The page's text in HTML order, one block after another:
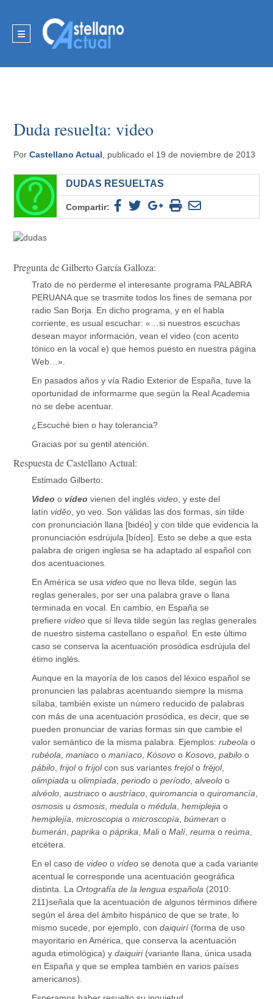
Duda resuelta: video
PorCastellano Actual , publicado el 19 de noviembre de 2013
DUDAS RESUELTAS
Compartir:
Pregunta de Gilberto García Galloza:
Trato de no perderme el interesante programa PALABRA
PERUANA que se trasmite todos los fines de semana por
radio San Borja. En dicho programa, y en el habla
corriente, es usual escuchar: «…si nuestros escuchas
desean mayor información, vean el video (con acento
tónico en la vocal e) que hemos puesto en nuestra página
Web…».
En pasados años y vía Radio Exterior de España, tuve la
oportunidad de informarme que según la Real Academia
no se debe acentuar.
¿Escuché bien o hay tolerancia?
Gracias por su gentil atención.
Respuesta de Castellano Actual:
Estimado Gilberto:
Video ovídeo vienen del inglésvideo , y este del
latínvidĕo , yo veo. Son válidas las dos formas, sin tilde
con pronunciación llana [bidéo] y con tilde que evidencia la
pronunciación esdrújula [bídeo]. Esto se debe a que esta
palabra de origen inglesa se ha adaptado al español con
dos acentuaciones.
En América se usavideo que no lleva tilde, según las
reglas generales, por ser una palabra grave o llana
terminada en vocal. En cambio, en España se
prefierevídeoque sí lleva tilde según las reglas generales
de nuestro sistema castellano o español. En este último
caso se conserva la acentuación prosódica esdrújula del
étimo inglés
Aunque en la mayoría de los casos del léxico español se
pronuncien las palabras acentuando siempre la misma
sílaba, también existe un número reducido de palabras
con más de una acentuación prosódica, es decir, que se
pueden pronunciar de varias formas sin que cambie el
valor semántico de la misma palabra. Ejemplos:rubeola o
rubéola ,maniaco omaníaco ,Kósovo oKosovo ,pabilo o
pábilo ,frijolofríjolcon sus variantesfrejolofréjol,
olimpiada u olimpíada ,periodo operíodo ,alveolo o
alvéolo ,austriaco oaustríaco ,quiromancia oquiromancía
osmosis uósmosis ,medula omédula ,hemiplejia o
hemiplejía ,microscopia omicroscopía ,búmeran o
bumerán ,paprika opáprika ,MalioMalí,reuma oreúma
etcétera.
En el caso devideo ovídeo se denota que a cada variante
acentual le corresponde una acentuación geográfica
distinta. LaOrtografía de la lengua española (2010:
211)señala que la acentuación de algunos términos difiere
según el área del ámbito hispánico de que se trate, lo
mismo sucede, por ejemplo, condaiquirí(forma de uso
mayoritario en América, que conserva la acentuación
aguda etimológica) ydaiquiri(variante llana, única usada
en España y que se emplea también en varios países
americanos).